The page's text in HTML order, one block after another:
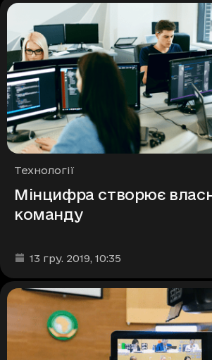
Рубрики
Технології
Мінцифра створює
команду
Дата та час публікації
13 гру. 2019, 10:35